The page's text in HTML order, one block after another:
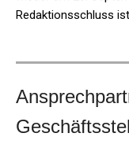
Redaktionsschluss